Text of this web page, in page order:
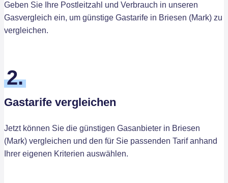
Geben Sie Ihre Postleitzahl und Verbrauch in unseren
Gasvergleich ein, um günstige Gastarife in Briesen (Mark) zu
vergleichen.
2.
Gastarife vergleichen
Jetzt können Sie die günstigen Gasanbieter in Briesen
(Mark) vergleichen und den für Sie passenden Tarif anhand
Ihrer eigenen Kriterien auswählen.